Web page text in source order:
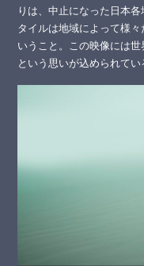
りは、中止になった日本
タイルは地域によって様
いうこと。この映像には
という思いが込められてい